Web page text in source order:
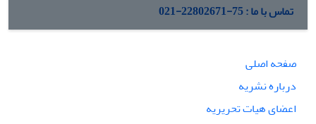
تماس با ما : 75-22802671-021
صفحه اصلی
درباره نشریه
اعضای هیات تحریریه